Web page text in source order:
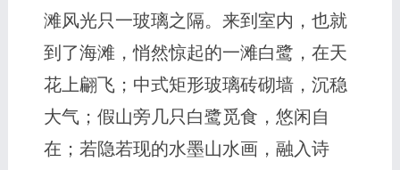
滩风光只一玻璃之隔。来到室内，也就
到了海滩，悄然惊起的一滩白鹭，在天
花上翩飞；中式矩形玻璃砖砌墙，沉稳
大气；假山旁几只白鹭觅食，悠闲自
在；若隐若现的水墨山水画，融入诗